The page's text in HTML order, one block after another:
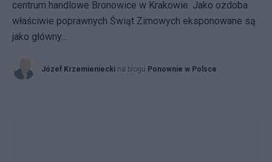
centrum handlowe Bronowice w Krakowie. Jako ozdoba
właściwie poprawnych Świąt Zimowych eksponowane są
jako główny...
Józef Krzemieniecki na blogu Ponownie w Polsce